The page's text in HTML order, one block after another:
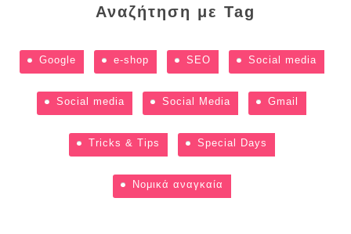
Αναζήτηση με Tag
Google e-shop SEO Social media
Social media Social Media Gmail
Tricks & Tips Special Days
Νομικά αναγκαία